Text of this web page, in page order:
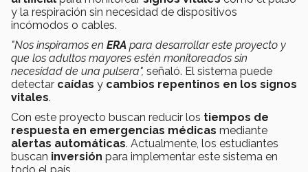
y la respiración sin necesidad de dispositivos
incómodos o cables.
"Nos inspiramos en ERA para desarrollar este proyecto y
que los adultos mayores estén monitoreados sin
necesidad de una pulsera", señaló. El sistema puede
detectar caídas y cambios repentinos en los signos
vitales.
Con este proyecto buscan reducir los tiempos de
respuesta en emergencias médicas mediante
alertas automáticas. Actualmente, los estudiantes
buscan inversión para implementar este sistema en